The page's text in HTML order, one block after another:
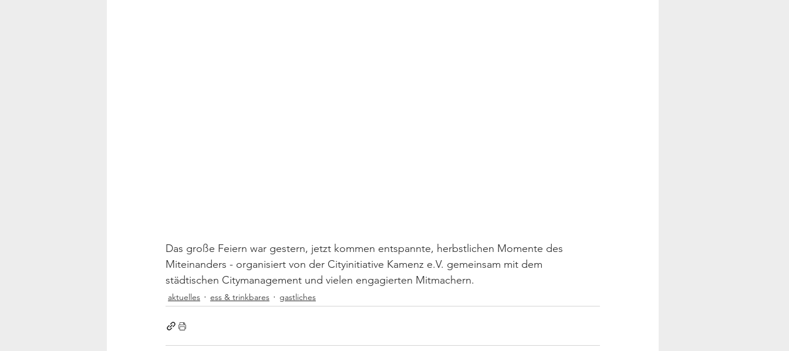
Das große Feiern war gestern, jetzt kommen entspannte, herbstlichen Momente des
Miteinanders - organisiert von der Cityinitiative Kamenz e.V. gemeinsam mit dem
städtischen Citymanagement und vielen engagierten Mitmachern.
aktuelles ess & trinkbares gastliches